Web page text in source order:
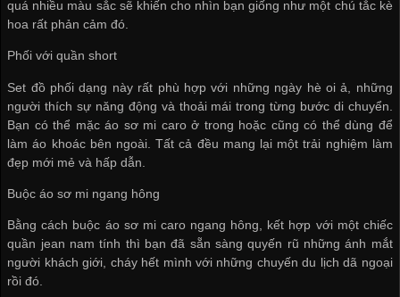
quá nhiều màu sắc sẽ khiến cho nhìn bạn giống như một chú tắc kè
hoa rất phản cảm đó.
Phối với quần short
Set đồ phối dạng này rất phù hợp với những ngày hè oi ả, những
người thích sự năng động và thoải mái trong từng bước di chuyển.
Bạn có thể mặc áo sơ mi caro ở trong hoặc cũng có thể dùng để
làm áo khoác bên ngoài. Tất cả đều mang lại một trải nghiệm làm
đẹp mới mẻ và hấp dẫn.
Buộc áo sơ mi ngang hông
Bằng cách buộc áo sơ mi caro ngang hông, kết hợp với một chiếc
quần jean nam tính thì bạn đã sẵn sàng quyến rũ những ánh mắt
người khách giới, cháy hết mình với những chuyến du lịch dã ngoại
rồi đó.